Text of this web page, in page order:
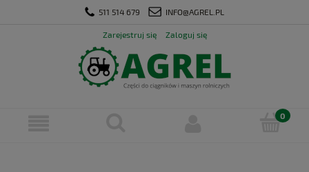
511 514 679 INFO@AGREL.PL
Zarejestruj się Zaloguj się